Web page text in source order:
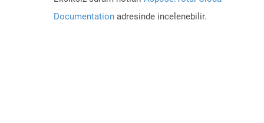
Documentation adresinde incelenebilir.